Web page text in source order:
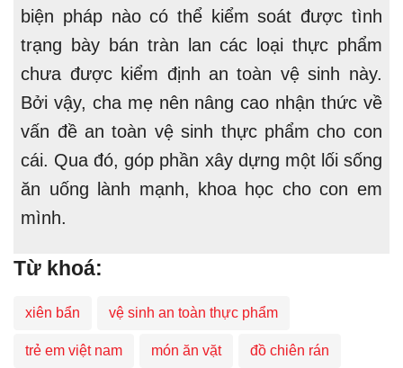
biện pháp nào có thể kiểm soát được tình
trạng bày bán tràn lan các loại thực phẩm
chưa được kiểm định an toàn vệ sinh này.
Bởi vậy, cha mẹ nên nâng cao nhận thức về
vấn đề an toàn vệ sinh thực phẩm cho con
cái. Qua đó, góp phần xây dựng một lối sống
ăn uống lành mạnh, khoa học cho con em
mình.
Từ khoá:
xiên bẩn vệ sinh an toàn thực phẩm
trẻ em việt nam món ăn vặt đồ chiên rán